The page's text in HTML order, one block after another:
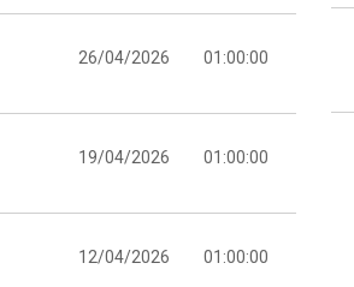
26/04/2026 01:00:00
19/04/2026 01:00:00
12/04/2026 01:00:00